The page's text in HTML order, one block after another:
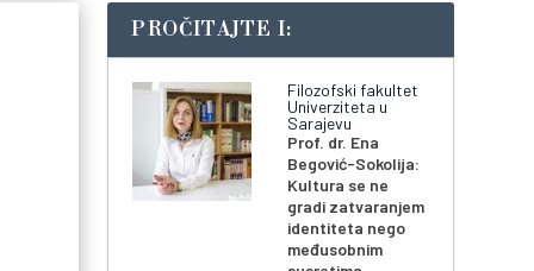
PROČITAJTE I:
Filozofski fakultet
Univerziteta u
Sarajevu
Prof. dr. Ena
Begović-Sokolija:
Kultura se ne
gradi zatvaranjem
identiteta nego
međusobnim